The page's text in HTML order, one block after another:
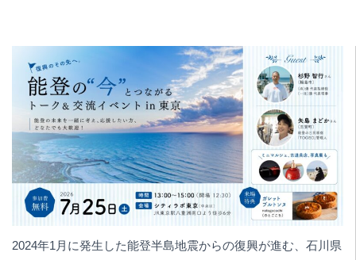
2024年1月に発生した能登半島地震からの復興が進む、石川県